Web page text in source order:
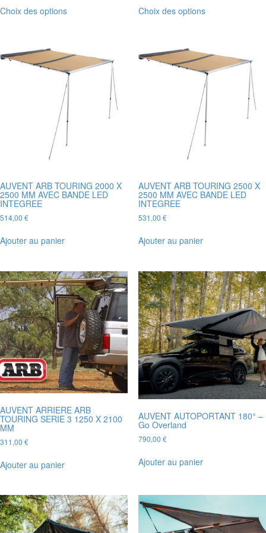
Choix des optionsproduit
Les
options
peuvent
choisies
sur
la
page
Choix des optionsproduit
Les
options
peuvent
choisies
sur
la
page
AUVENT ARB TOURING 2000 X
2500 MM AVEC BANDE LED
INTEGREE
514,00 €
Ajouter au panier
AUVENT ARB TOURING 2500 X
2500 MM AVEC BANDE LED
INTEGREE
531,00 €
Ajouter au panier
AUVENT ARRIERE ARB
TOURING SERIE 3 1250 X 2100
MM
311,00 €
Ajouter au panier
AUVENT AUTOPORTANT 180° –
Go Overland
790,00 €
Ajouter au panier